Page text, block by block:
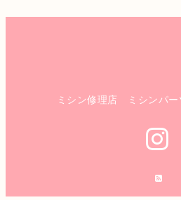
ミシン修理店 ミシンパ